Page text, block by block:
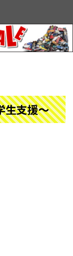
支援～